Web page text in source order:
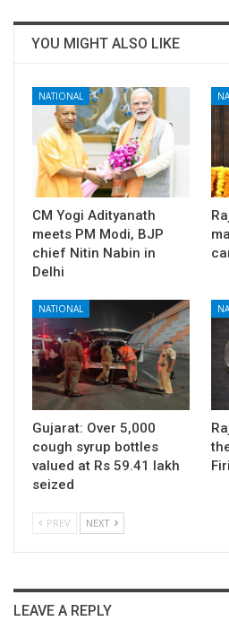
YOU MIGHT ALSO LIKE
NATIONAL
CM Yogi Adityanath
meets PM Modi, BJP
chief Nitin Nabin in
Delhi
NATIONAL
Gujarat: Over 5,000
cough syrup bottles
valued at Rs 59.41 lakh
seized
PREV NEXT
LEAVE A REPLY